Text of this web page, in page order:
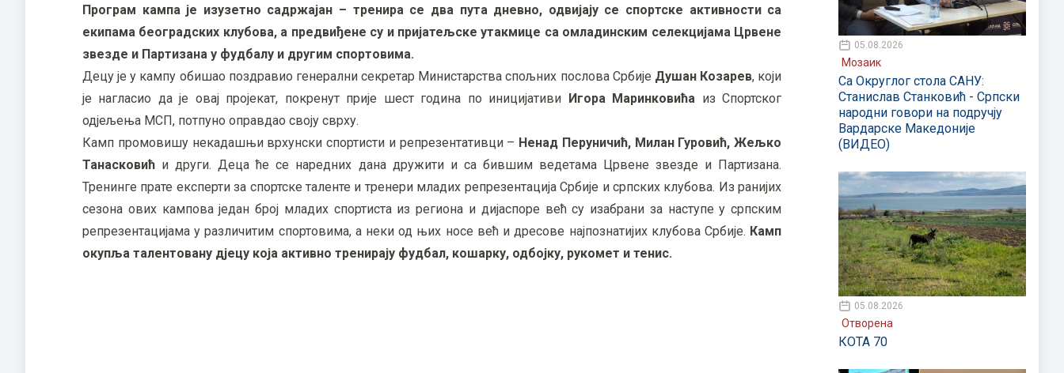
Програм кампа је изузетно садржајан – тренира се два пута дневно, одвијају се спортске активности са
екипама београдских клубова, а предвиђене су и пријатељске утакмице са омладинским селекцијама Црвене
звезде и Партизана у фудбалу и другим спортовима.
Децу је у кампу обишао поздравио генерални секретар Министарства спољних послова Србије Душан Козарев, који
је нагласио да је овај пројекат, покренут прије шест година по иницијативи Игора Маринковића из Спортског
одјељења МСП, потпуно оправдао своју сврху.
Камп промовишу некадашњи врхунски спортисти и репрезентативци – Ненад Перуничић, Милан Гуровић, Жељко
Танасковић и други. Деца ће се наредних дана дружити и са бившим ведетама Црвене звезде и Партизана.
Тренинге прате експерти за спортске таленте и тренери младих репрезентација Србије и српских клубова. Из ранијих
сезона ових кампова један број младих спортиста из региона и дијаспоре већ су изабрани за наступе у српским
репрезентацијама у различитим спортовима, а неки од њих носе већ и дресове најпознатијих клубова Србије. Камп
окупља талентовану дјецу која активно тренирају фудбал, кошарку, одбојку, рукомет и тенис.
05.08.2026
Мозаик
Са Округлог стола САНУ:
Станислав Станковић - Српски
народни говори на подручју
Вардарске Македоније
(ВИДЕО)
05.08.2026
Отворена
КОТА 70